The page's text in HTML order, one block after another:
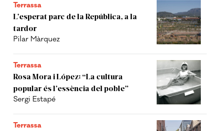
Terrassa
L’esperat parc de la República, a la
tardor
Pilar Màrquez
Terrassa
Rosa Mora i López: “La cultura
popular és l’essència del poble”
Sergi Estapé
Terrassa